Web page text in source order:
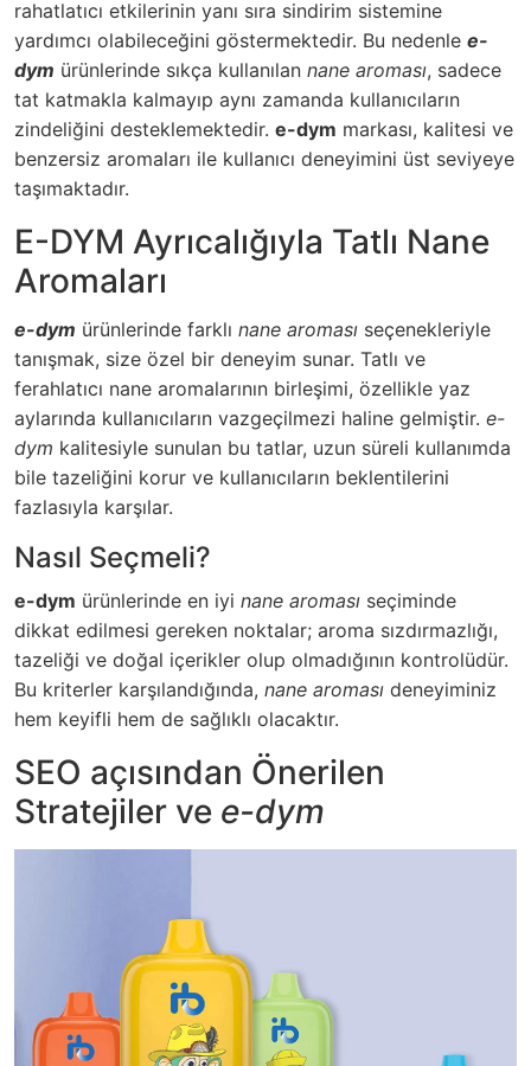
rahatlatıcı etkilerinin yanı sıra sindirim sistemine
yardımcı olabileceğini göstermektedir. Bu nedenle e-
dym ürünlerinde sıkça kullanılan nane aroması, sadece
tat katmakla kalmayıp aynı zamanda kullanıcıların
zindeliğini desteklemektedir. e-dym markası, kalitesi ve
benzersiz aromaları ile kullanıcı deneyimini üst seviyeye
taşımaktadır.
E-DYM Ayrıcalığıyla Tatlı Nane
Aromaları
e-dym ürünlerinde farklı nane aroması seçenekleriyle
tanışmak, size özel bir deneyim sunar. Tatlı ve
ferahlatıcı nane aromalarının birleşimi, özellikle yaz
aylarında kullanıcıların vazgeçilmezi haline gelmiştir. e-
dym kalitesiyle sunulan bu tatlar, uzun süreli kullanımda
bile tazeliğini korur ve kullanıcıların beklentilerini
fazlasıyla karşılar.
Nasıl Seçmeli?
e-dym ürünlerinde en iyi nane aroması seçiminde
dikkat edilmesi gereken noktalar; aroma sızdırmazlığı,
tazeliği ve doğal içerikler olup olmadığının kontrolüdür.
Bu kriterler karşılandığında, nane aroması deneyiminiz
hem keyifli hem de sağlıklı olacaktır.
SEO açısından Önerilen
Stratejiler ve e-dym